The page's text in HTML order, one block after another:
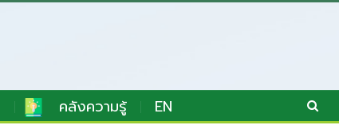
คลังความรู้ EN